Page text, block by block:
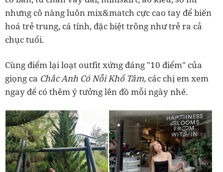
nhưng cô nàng luôn mix&match cực cao tay để biến
hoá trẻ trung, cá tính, đặc biệt trông như trẻ ra cả
chục tuổi.
Cùng điểm lại loạt outfit xứng đáng "10 điểm" của
giọng ca Chắc Anh Có Nỗi Khổ Tâm, các chị em xem
ngay để có thêm ý tưởng lên đồ mỗi ngày nhé.